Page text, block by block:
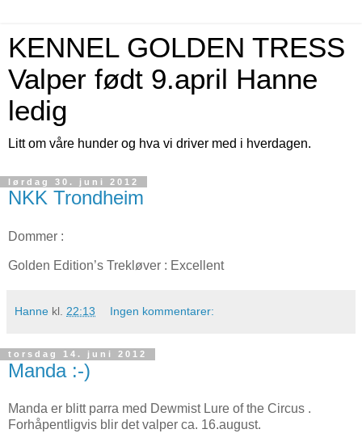
KENNEL GOLDEN TRESS
Valper født 9.april Hanne
ledig
Litt om våre hunder og hva vi driver med i hverdagen.
lørdag 30. juni 2012
NKK Trondheim
Dommer :
Golden Edition’s Trekløver : Excellent
Hanne kl. 22:13 Ingen kommentarer:
torsdag 14. juni 2012
Manda :-)
Manda er blitt parra med Dewmist Lure of the Circus .
Forhåpentligvis blir det valper ca. 16.august.